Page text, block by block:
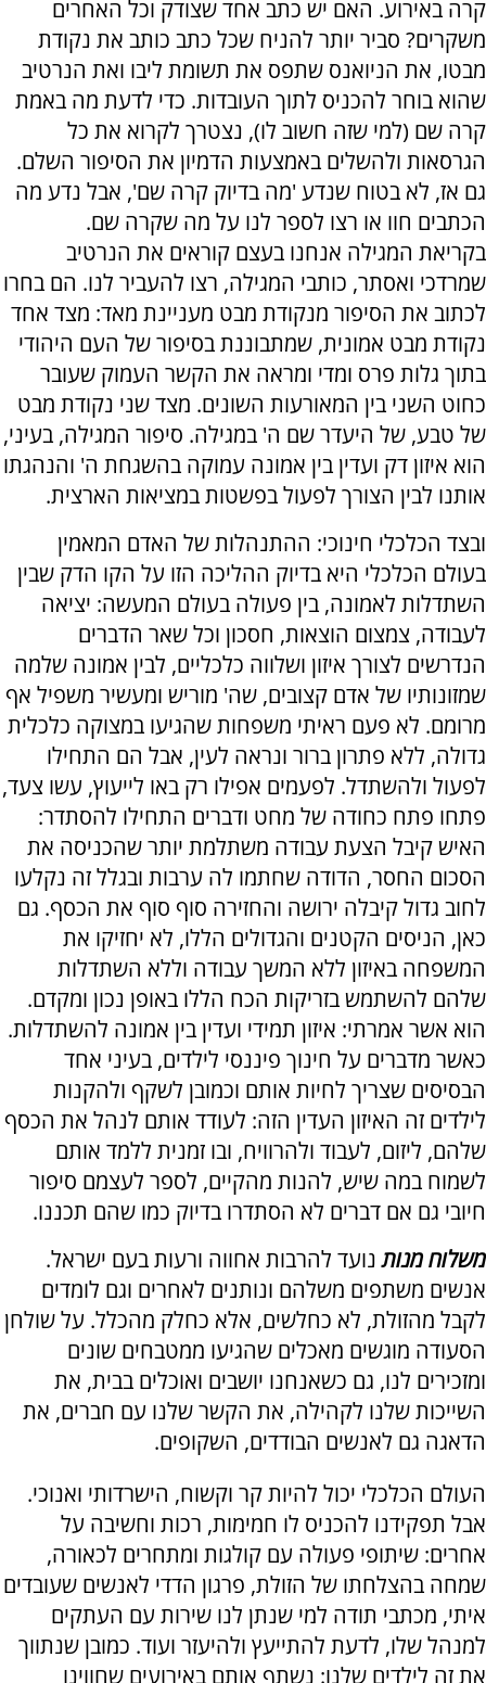
קרה באירוע. האם יש כתב אחד שצודק וכל האחרים
משקרים? סביר יותר להניח שכל כתב כותב את נקודת
מבטו, את הניואנס שתפס את תשומת ליבו ואת הנרטיב
שהוא בוחר להכניס לתוך העובדות. כדי לדעת מה באמת
קרה שם (למי שזה חשוב לו), נצטרך לקרוא את כל
הגרסאות ולהשלים באמצעות הדמיון את הסיפור השלם.
גם אז, לא בטוח שנדע 'מה בדיוק קרה שם', אבל נדע מה
הכתבים חוו או רצו לספר לנו על מה שקרה שם.
בקריאת המגילה אנחנו בעצם קוראים את הנרטיב
שמרדכי ואסתר, כותבי המגילה, רצו להעביר לנו. הם בחרו
לכתוב את הסיפור מנקודת מבט מעניינת מאד: מצד אחד
נקודת מבט אמונית, שמתבוננת בסיפור של העם היהודי
בתוך גלות פרס ומדי ומראה את הקשר העמוק שעובר
כחוט השני בין המאורעות השונים. מצד שני נקודת מבט
של טבע, של היעדר שם ה' במגילה. סיפור המגילה, בעיני,
הוא איזון דק ועדין בין אמונה עמוקה בהשגחת ה' והנהגתו
אותנו לבין הצורך לפעול בפשטות במציאות הארצית.
ובצד הכלכלי חינוכי: ההתנהלות של האדם המאמין
בעולם הכלכלי היא בדיוק ההליכה הזו על הקו הדק שבין
השתדלות לאמונה, בין פעולה בעולם המעשה: יציאה
לעבודה, צמצום הוצאות, חסכון וכל שאר הדברים
הנדרשים לצורך איזון ושלווה כלכליים, לבין אמונה שלמה
שמזונותיו של אדם קצובים, שה' מוריש ומעשיר משפיל אף
מרומם. לא פעם ראיתי משפחות שהגיעו במצוקה כלכלית
גדולה, ללא פתרון ברור ונראה לעין, אבל הם התחילו
לפעול ולהשתדל. לפעמים אפילו רק באו לייעוץ, עשו צעד,
פתחו פתח כחודה של מחט ודברים התחילו להסתדר:
האיש קיבל הצעת עבודה משתלמת יותר שהכניסה את
הסכום החסר, הדודה שחתמו לה ערבות ובגלל זה נקלעו
לחוב גדול קיבלה ירושה והחזירה סוף סוף את הכסף. גם
כאן, הניסים הקטנים והגדולים הללו, לא יחזיקו את
המשפחה באיזון ללא המשך עבודה וללא השתדלות
שלהם להשתמש בזריקות הכח הללו באופן נכון ומקדם.
הוא אשר אמרתי: איזון תמידי ועדין בין אמונה להשתדלות.
כאשר מדברים על חינוך פיננסי לילדים, בעיני אחד
הבסיסים שצריך לחיות אותם וכמובן לשקף ולהקנות
לילדים זה האיזון העדין הזה: לעודד אותם לנהל את הכסף
שלהם, ליזום, לעבוד ולהרוויח, ובו זמנית ללמד אותם
לשמוח במה שיש, להנות מהקיים, לספר לעצמם סיפור
חיובי גם אם דברים לא הסתדרו בדיוק כמו שהם תכננו.
משלוח מנותנועד להרבות אחווה ורעות בעם ישראל.
אנשים משתפים משלהם ונותנים לאחרים וגם לומדים
לקבל מהזולת, לא כחלשים, אלא כחלק מהכלל. על שולחן
הסעודה מוגשים מאכלים שהגיעו ממטבחים שונים
ומזכירים לנו, גם כשאנחנו יושבים ואוכלים בבית, את
השייכות שלנו לקהילה, את הקשר שלנו עם חברים, את
הדאגה גם לאנשים הבודדים, השקופים.
העולם הכלכלי יכול להיות קר וקשוח, הישרדותי ואנוכי.
אבל תפקידנו להכניס לו חמימות, רכות וחשיבה על
אחרים: שיתופי פעולה עם קולגות ומתחרים לכאורה,
שמחה בהצלחתו של הזולת, פרגון הדדי לאנשים שעובדים
איתי, מכתבי תודה למי שנתן לנו שירות עם העתקים
למנהל שלו, לדעת להתייעץ ולהיעזר ועוד. כמובן שנתווך
את זה לילדים שלנו: נשתף אותם באירועים שחווינו